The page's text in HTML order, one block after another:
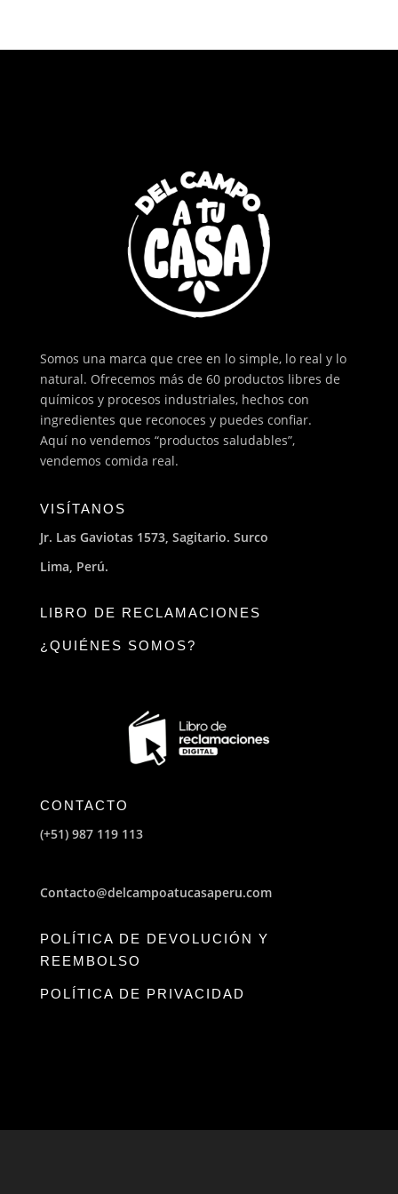
Somos una marca que cree en lo simple, lo real y lo
natural. Ofrecemos más de 60 productos libres de
químicos y procesos industriales, hechos con
ingredientes que reconoces y puedes confiar.
Aquí no vendemos “productos saludables”,
vendemos comida real.
VISÍTANOS
Jr. Las Gaviotas 1573, Sagitario. Surco
Lima, Perú.
LIBRO DE RECLAMACIONES
¿QUIÉNES SOMOS?
CONTACTO
(+51) 987 119 113
Contacto@delcampoatucasaperu.com
POLÍTICA DE DEVOLUCIÓN Y
REEMBOLSO
POLÍTICA DE PRIVACIDAD